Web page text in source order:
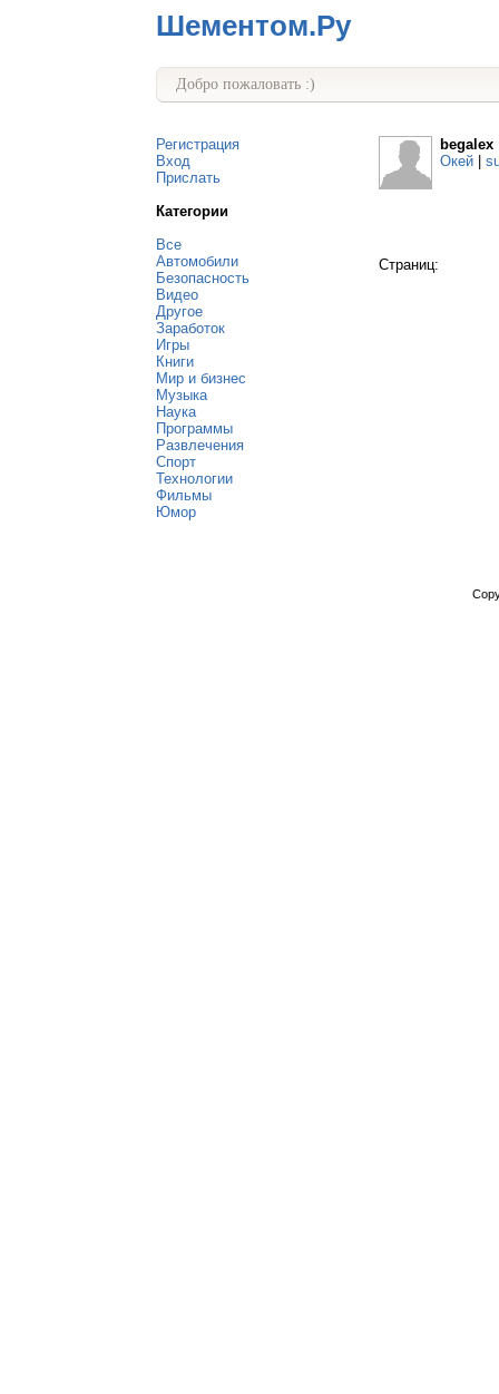
Шементом.Ру
Добро пожаловать :)
Регистрация
Вход
Прислать
Категории
Все
Автомобили
Безопасность
Видео
Другое
Заработок
Игры
Книги
Мир и бизнес
Музыка
Наука
Программы
Развлечения
Спорт
Технологии
Фильмы
Юмор
begalex
Окей
Страниц: